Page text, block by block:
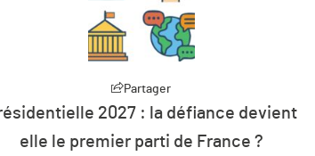
Partager
L’humanité vit désormais à crédit sur les
ressources de la planète